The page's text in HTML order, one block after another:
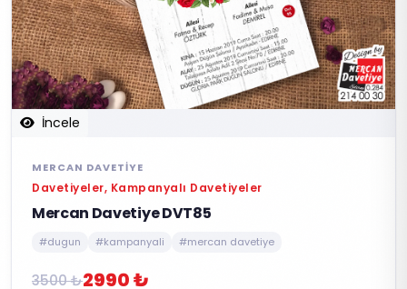
İncele
MERCAN DAVETIYE
Davetiyeler, Kampanyalı Davetiyeler
Mercan Davetiye DVT85
#dugun #kampanyali #mercan davetiye
3500 ₺2990 ₺